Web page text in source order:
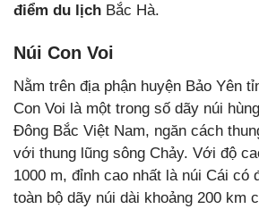
điểm du lịch Bắc Hà.
Núi Con Voi
Nằm trên địa phận huyện Bảo Yên
Con Voi là một trong số dãy núi
Đông Bắc Việt Nam, ngăn cách
với thung lũng sông Chảy. Với độ
1000 m, đỉnh cao nhất là núi Cái có
toàn bộ dãy núi dài khoảng 200 km